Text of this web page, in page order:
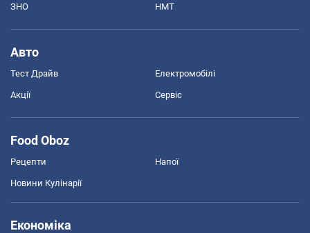
ЗНО НМТ
Авто
Тест Драйв Електромобілі
Акції Сервіс
Food Oboz
Рецепти Напої
Новини Кулінарії
Економіка